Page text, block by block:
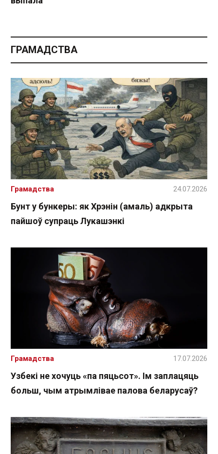
ГРАМАДСТВА
Бунт у бункеры: як Хрэнін (амаль) адкрыта
пайшоў супраць Лукашэнкі
Грамадства 24.07.2026
Узбекі не хочуць «па пяцьсот». Ім заплацяць
больш, чым атрымлівае палова беларусаў?
Грамадства 17.07.2026